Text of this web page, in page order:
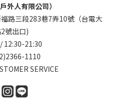
外人有限公司）
路三段283巷7弄10號（台電大
號出口)
/ 12:30-21:30
1110
SERVICE